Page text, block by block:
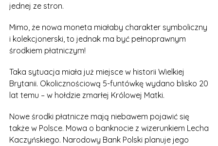
jednej ze stron.
Mimo, że nowa moneta miałaby charakter symboliczny
i kolekcjonerski, to jednak ma być pełnoprawnym
środkiem płatniczym!
Taka sytuacja miała już miejsce w historii Wielkiej
Brytanii. Okolicznościową 5-funtówkę wydano blisko 20
lat temu – w hołdzie zmarłej Królowej Matki.
Nowe środki płatnicze mają niebawem pojawić się
także w Polsce. Mowa o banknocie z wizerunkiem Lecha
Kaczyńskiego. Narodowy Bank Polski planuje jego